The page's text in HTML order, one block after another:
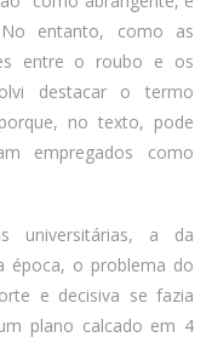
entanto, como as
entre o roubo e os
destacar o termo
no texto, pode
empregados como
universitárias, a da
época, o problema do
e decisiva se fazia
plano calcado em 4